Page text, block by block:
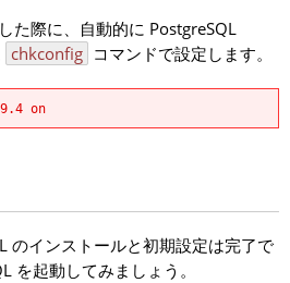
た際に、自動的に PostgreSQL
chkconfig コマンドで設定します。
on
のインストールと初期設定は完了で
を起動してみましょう。